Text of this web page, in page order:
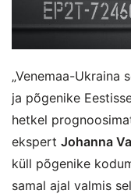
„Venemaa-Ukraina
ja põgenike
hetkel
ekspert Johanna
küll põgenike
samal ajal valmis